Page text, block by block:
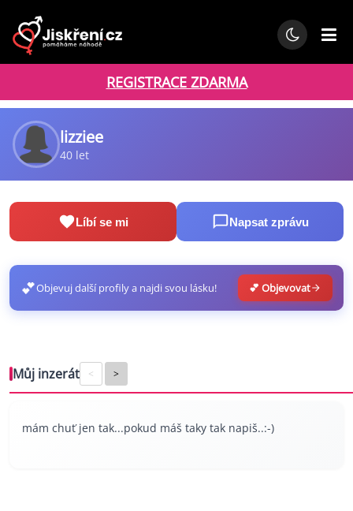
REGISTRACE ZDARMA
lizziee
40 let
Líbí se mi Napsat zprávu
💕Objevuj další profily a najdi svou lásku! 💕 Objevovat
Můj inzerát < >
mám chuť jen tak...pokud máš taky tak napiš..:-)